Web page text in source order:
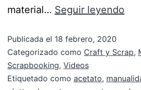
material… Seguir leyendo
Publicada el 18 febrero, 2020
Categorizado como Craft y Scrap,
Scrapbooking, Videos
Etiquetado como acetato,